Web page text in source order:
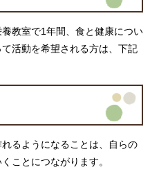
教室で1年間、食と健康につい
活動を希望される方は、下記
るようになることは、自らの
ことにつながります。